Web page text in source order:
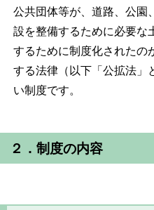
公共団体等が、道路、公園
設を整備するために必要な
するために制度化されたの
する法律（以下「公拡法」
い制度です。
２．制度の内容